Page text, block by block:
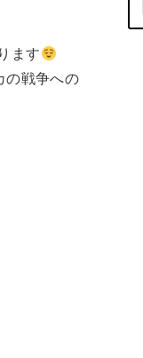
ます
の戦争への